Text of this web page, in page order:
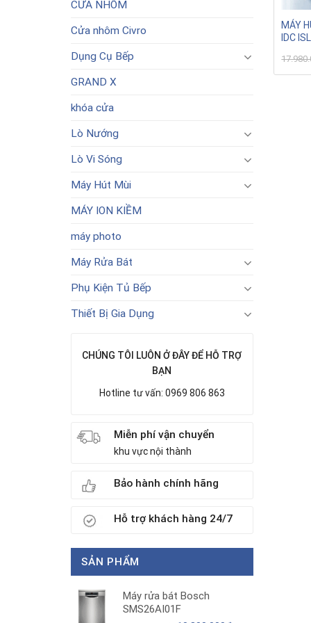
CỬA NHÔM
Cửa nhôm Civro
Dụng Cụ Bếp
GRAND X
khóa cửa
Lò Nướng
Lò Vi Sóng
Máy Hút Mùi
MÁY ION KIỀM
máy photo
Máy Rửa Bát
Phụ Kiện Tủ Bếp
Thiết Bị Gia Dụng
CHÚNG TÔI LUÔN Ở ĐÂY ĐỂ HỖ TRỢ
BẠN
Hotline tư vấn: 0969 806 863
Miễn phí vận chuyển
khu vực nội thành
Bảo hành chính hãng
Hỗ trợ khách hàng 24/7
SẢN PHẨM
Máy rửa bát Bosch
SMS26AI01F
MÁY
IDC